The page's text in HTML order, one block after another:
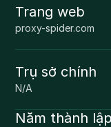
Trang web
proxy-spider.com
Trụ sở chính
N/A
Năm thành lập